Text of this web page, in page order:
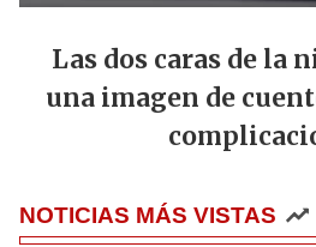
Las dos caras de la
una imagen de
NOTICIAS MÁS VISTAS